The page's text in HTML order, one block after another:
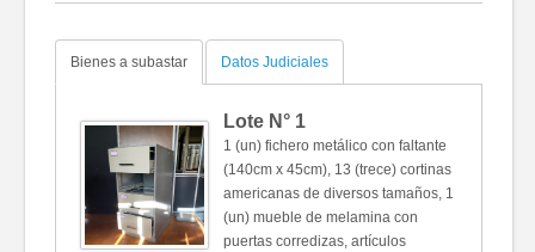
Bienes a subastar Datos Judiciales
Lote N° 1
1 (un) fichero metálico con faltante
(140cm x 45cm), 13 (trece) cortinas
americanas de diversos tamaños, 1
(un) mueble de melamina con
puertas corredizas, artículos